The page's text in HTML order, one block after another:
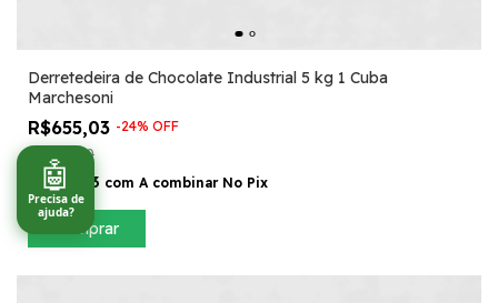
Derretedeira de Chocolate Industrial 5 kg 1 Cuba
Marchesoni
R$655,03 -24% OFF
R$860,00
R$589,53 com A combinar No Pix
Comprar
🤖
Precisa de
ajuda?